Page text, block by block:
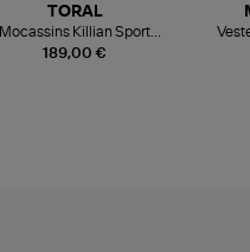
189,00 €
TORAL
Mocassins Killian Sport
Mousse